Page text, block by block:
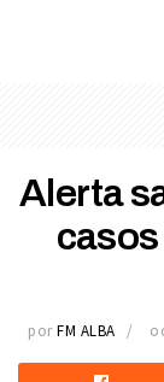
Alerta
casos
por FM ALBA